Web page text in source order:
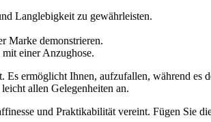
Langlebigkeit zu gewährleisten.
Marke demonstrieren.
einer Anzughose.
ermöglicht Ihnen, aufzufallen, während
allen Gelegenheiten an.
und Praktikabilität vereint. Fügen Sie